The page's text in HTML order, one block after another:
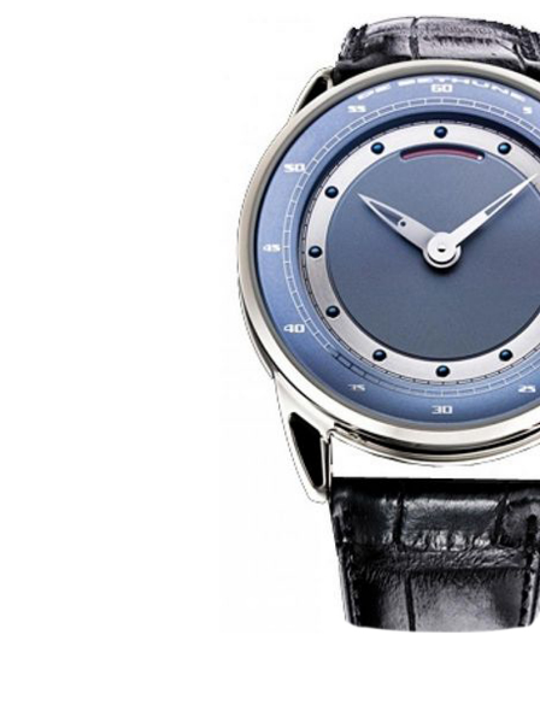
Ремешки для часов Chopard
Ремешки для часов Corum
Ремешки для часов Daniel Roth
Ремешки для часов De Bethune
Ремешки для часов De Grisogono
Ремешки для часов Dewitt
Ремешки для часов Franck Muller
Ремешки для часов Frederique Constant